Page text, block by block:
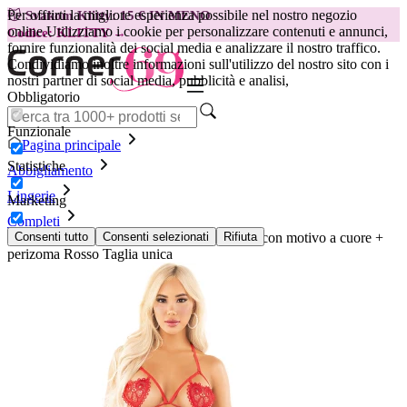
Per offrirti la migliore esperienza possibile nel nostro negozio
online.Utilizziamo i cookie per personalizzare contenuti e annunci,
fornire funzionalità dei social media e analizzare il nostro traffico.
Condividiamo inoltre informazioni sull'utilizzo del nostro sito con i
nostri partner di social media, pubblicità e analisi,
Obbligatorio
Funzionale
Statistiche
Marketing
Consenti tutto Consenti selezionati Rifiuta
😽Svakom Klitty: 15 € IN MENO
Codice: KLITTY →
Pagina principale
Abbigliamento
Lingerie
Completi
LEG AVENUE - Reggiseno a coppe aperte con motivo a cuore +
perizoma Rosso Taglia unica